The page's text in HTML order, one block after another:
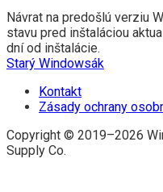
Návrat na predošlú verziu
stavu pred inštaláciou
dní od inštalácie.
Starý Windowsák
Kontakt
Zásady ochrany
Copyright © 2019–2026
Supply Co.